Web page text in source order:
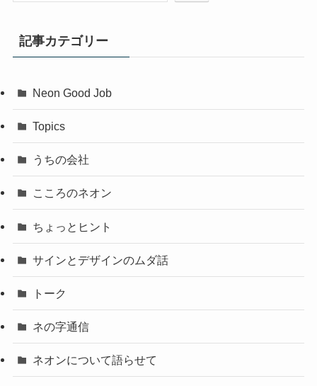
記事カテゴリー
Neon Good Job
Topics
うちの会社
こころのネオン
ちょっとヒント
サインとデザインのムダ話
トーク
ネの字通信
ネオンについて語らせて